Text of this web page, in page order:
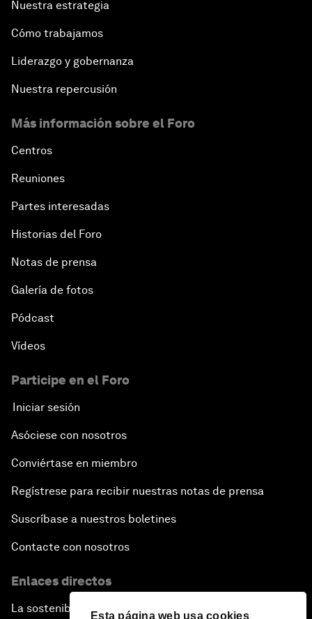
Esta página web usa cookies
Nuestra estrategia
Cómo trabajamos
Liderazgo y gobernanza
Nuestra repercusión
Más información sobre el Foro
Centros
Reuniones
Partes interesadas
Historias del Foro
Notas de prensa
Galería de fotos
Pódcast
Vídeos
Participe en el Foro
Iniciar sesión
Asóciese con nosotros
Conviértase en miembro
Regístrese para recibir nuestras notas de prensa
Suscríbase a nuestros boletines
Contacte con nosotros
Enlaces directos
La sostenibilidad en el Foro